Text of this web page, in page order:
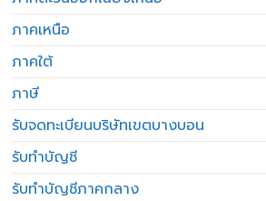
ภาคเหนือ
ภาคใต้
ภาษี
รับจดทะเบียนบริษัทเขตบางบอน
รับทำบัญชี
รับทำบัญชีภาคกลาง